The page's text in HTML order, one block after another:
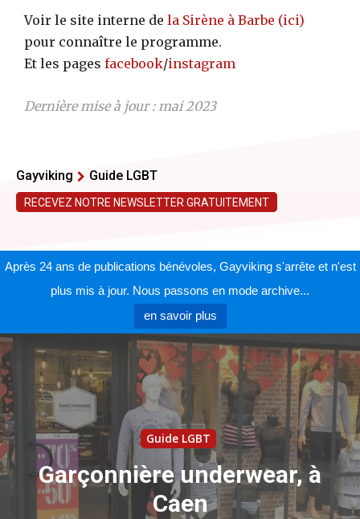
Voir le site interne de la Sirène à Barbe (ici)
pour connaître le programme.
Et les pages facebook/instagram
Dernière mise à jour : mai 2023
Gayviking Guide LGBT
RECEVEZ NOTRE NEWSLETTER GRATUITEMENT